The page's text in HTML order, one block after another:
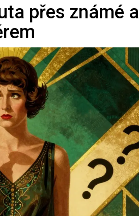
přes známé a